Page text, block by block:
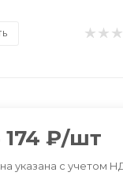
174 ₽/шт
указана с учетом